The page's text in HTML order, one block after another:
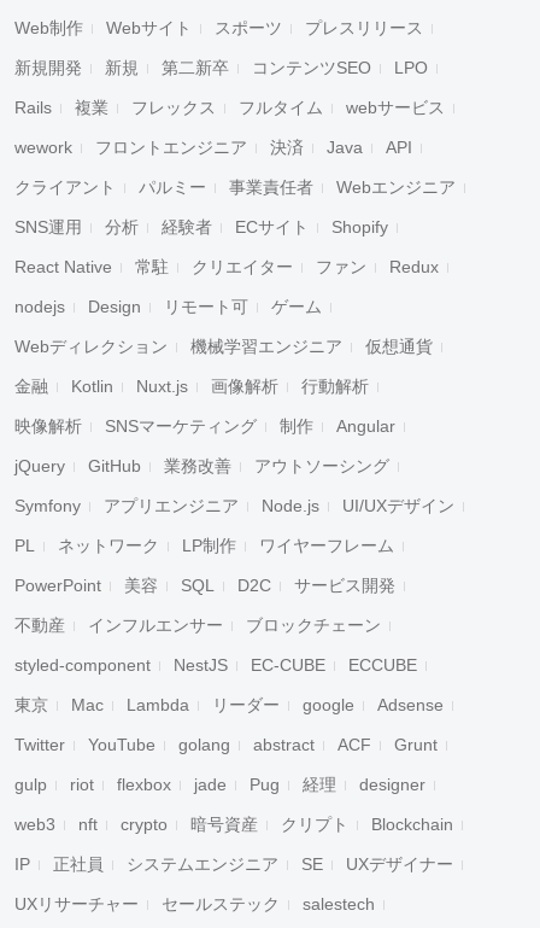
Web制作 Webサイト スポーツ プレスリリース
新規開発 新規 第二新卒 コンテンツSEO LPO
Rails 複業 フレックス フルタイム webサービス
wework フロントエンジニア 決済 Java API
クライアント パルミー 事業責任者 Webエンジニア
SNS運用 分析 経験者 ECサイト Shopify
React Native 常駐 クリエイター ファン Redux
nodejs Design リモート可 ゲーム
Webディレクション 機械学習エンジニア 仮想通貨
金融 Kotlin Nuxt.js 画像解析 行動解析
映像解析 SNSマーケティング 制作 Angular
jQuery GitHub 業務改善 アウトソーシング
Symfony アプリエンジニア Node.js UI/UXデザイン
PL ネットワーク LP制作 ワイヤーフレーム
PowerPoint 美容 SQL D2C サービス開発
不動産 インフルエンサー ブロックチェーン
styled-component NestJS EC-CUBE ECCUBE
東京 Mac Lambda リーダー google Adsense
Twitter YouTube golang abstract ACF Grunt
gulp riot flexbox jade Pug 経理 designer
web3 nft crypto 暗号資産 クリプト Blockchain
IP 正社員 システムエンジニア SE UXデザイナー
UXリサーチャー セールステック salestech